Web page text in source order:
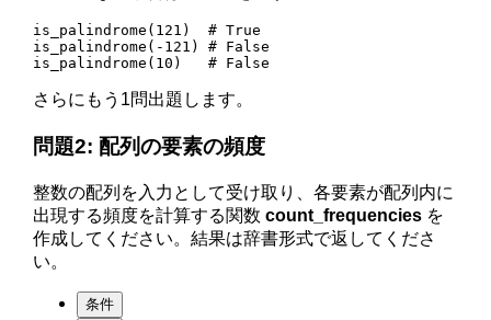
is_palindrome(121)  # True
is_palindrome(-121) # False
is_palindrome(10)   # False
さらにもう1問出題します。
問題2: 配列の要素の頻度
整数の配列を入力として受け取り、各要素が配列内に
出現する頻度を計算する関数count_frequencies を
作成してください。結果は辞書形式で返してくださ
い。
条件